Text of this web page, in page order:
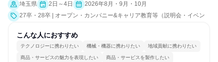
埼玉県 2日～4日
2026年8月・9月・10月
27卒・28卒 | オープン・カンパニー&キャリア教育等（説明会・イベン
こんな人におすすめ
テクノロジーに携わりたい 機械・機器に携わりたい 地域貢献に携わりたい
商品・サービスの魅力を表現したい 商品・サービスを製作したい